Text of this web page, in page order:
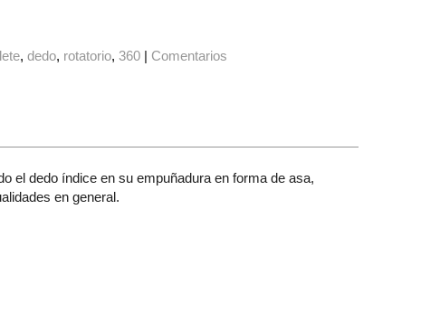
dedo rotatorio 360 | Comentarios
el dedo índice en su empuñadura en forma de asa,
en general.